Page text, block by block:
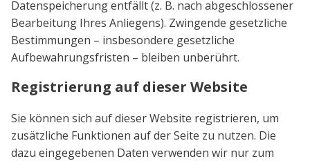
Datenspeicherung entfällt (z. B. nach abgeschlossener
Bearbeitung Ihres Anliegens). Zwingende gesetzliche
Bestimmungen – insbesondere gesetzliche
Aufbewahrungsfristen – bleiben unberührt.
Registrierung auf dieser Website
Sie können sich auf dieser Website registrieren, um
zusätzliche Funktionen auf der Seite zu nutzen. Die
dazu eingegebenen Daten verwenden wir nur zum